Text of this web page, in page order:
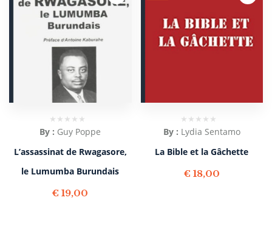
By : Guy Poppe
L’assassinat de Rwagasore,
le Lumumba Burundais
€ 19,00
By : Lydia Sentamo
La Bible et la Gâchette
€ 18,00